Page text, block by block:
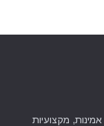
מקצועיות